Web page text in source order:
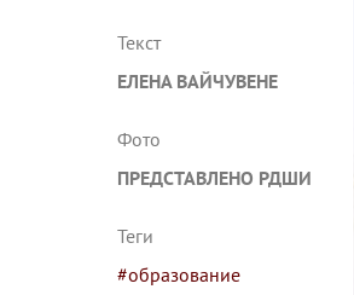
Текст
ЕЛЕНА ВАЙЧУВЕНЕ
Фото
ПРЕДСТАВЛЕНО РДШИ
Теги
#образование